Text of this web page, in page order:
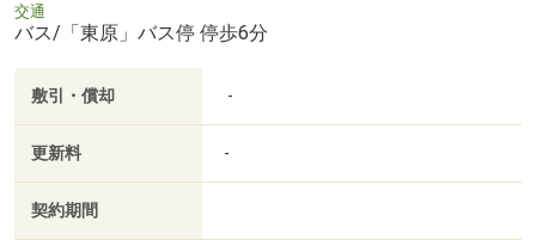
交通
バス/「東原」バス停 停歩6分
敷引・償却 -
更新料 -
契約期間